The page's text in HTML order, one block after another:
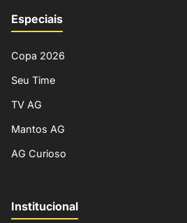
Especiais
Copa 2026
Seu Time
TV AG
Mantos AG
AG Curioso
Institucional